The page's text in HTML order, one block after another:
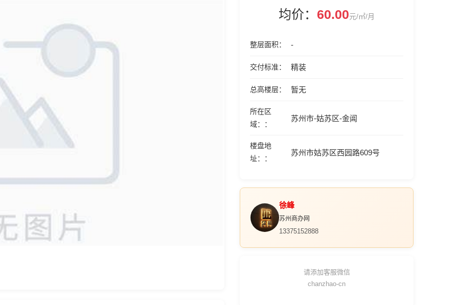
均价： 60.00元/㎡/月
整层面积 -
交付标准 精装
总高楼层 暂无
所在区
域：
苏州市-姑苏区-金阊
楼盘地
址：
苏州市姑苏区西园路609号
徐峰
苏州商办网
13375152888
请添加客服微信
chanzhao-cn